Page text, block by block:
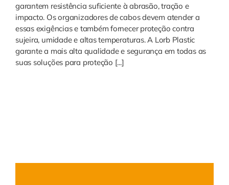
garantem resistência suficiente à abrasão, tração e
impacto. Os organizadores de cabos devem atender a
essas exigências e também fornecer proteção contra
sujeira, umidade e altas temperaturas. A Lorb Plastic
garante a mais alta qualidade e segurança em todas as
suas soluções para proteção [...]